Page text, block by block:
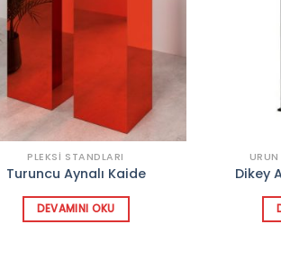
PLEKSI STANDLARI
Turuncu Aynalı Kaide
DEVAMINI OKU
Dikey